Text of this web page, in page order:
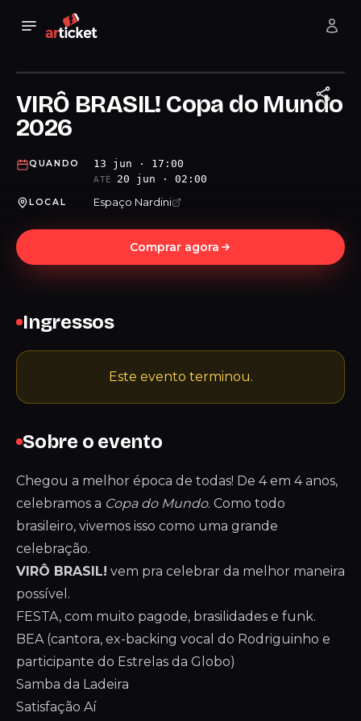
VIRÔ BRASIL! Copa do Mundo
2026
QUANDO 13 jun · 17:00
ATÉ 20 jun · 02:00
LOCAL Espaço Nardini
Comprar agora
Sobre o evento
Chegou a melhor época de todas! De 4 em 4 anos,
celebramos a Copa do Mundo. Como todo
brasileiro, vivemos isso como uma grande
celebração.
VIRÔ BRASIL! vem pra celebrar da melhor maneira
possível.
FESTA, com muito pagode, brasilidades e funk.
BEA (cantora, ex-backing vocal do Rodriguinho e
participante do Estrelas da Globo)
Samba da Ladeira
Satisfação Aí
Ingressos
Este evento terminou.